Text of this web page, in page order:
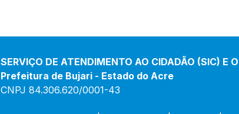
SERVIÇO DE ATENDIMENTO AO CIDADÃO (SIC) E
Prefeitura de Bujari - Estado do Acre
CNPJ 84.306.620/0001-43